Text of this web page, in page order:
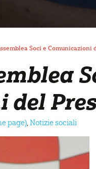
Soci e Comunicazioni
del
page),Notizie sociali